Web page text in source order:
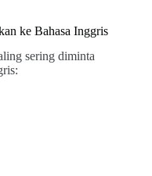
ke Bahasa Inggris
sering diminta